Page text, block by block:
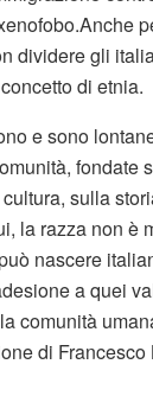
dividere gli
di etnia.
e sono
fondate
sulla
la razza non è
nascere
a quei
comunità
di